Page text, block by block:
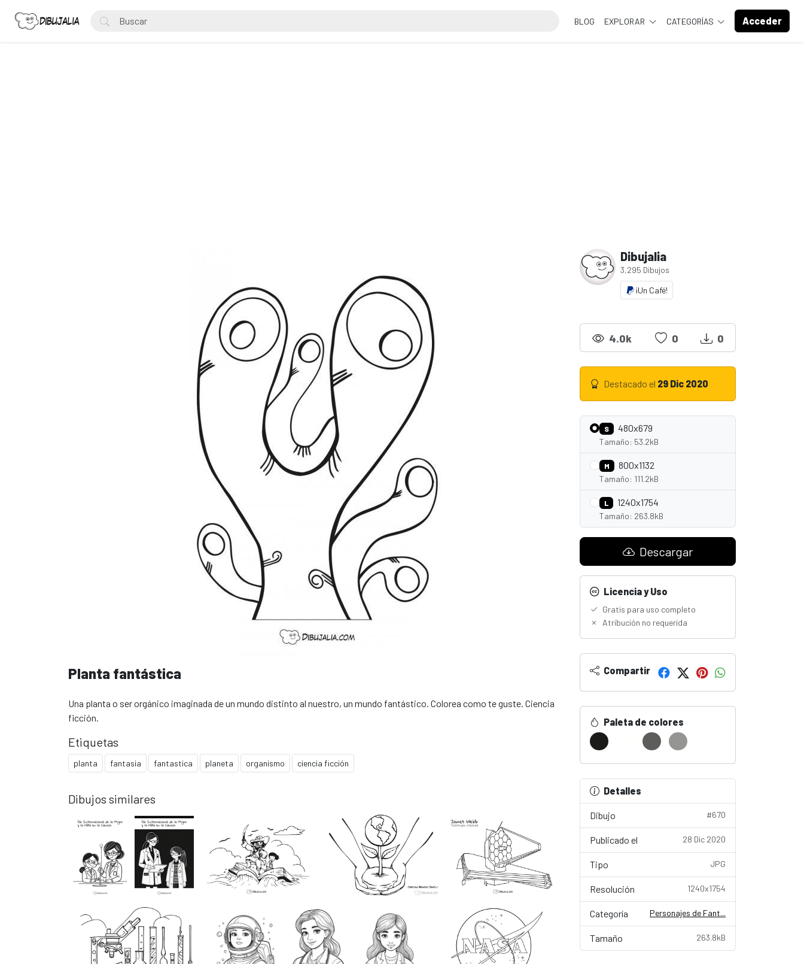
BLOG EXPLORAR CATEGORÍAS Acceder
Planta fantástica
Una planta o ser orgánico imaginada de un mundo distinto al nuestro, un mundo fantástico. Colorea como te guste. Ciencia
ficción.
Etiquetas
planta fantasia fantastica planeta organismo ciencia ficción
Dibujos similares
Dibujalia
3,295 Dibujos
¡Un Café!
4.0k 0 0
Destacado el 29 Dic 2020
S 480x679
Tamaño: 53.2kB
M 800x1132
Tamaño: 111.2kB
L 1240x1754
Tamaño: 263.8kB
Descargar
Licencia y Uso
Gratis para uso completo
Atribución no requerida
Compartir
Paleta de colores
Detalles
Dibujo #670
Publicado el 28 Dic 2020
Tipo JPG
Resolución 1240x1754
Categoría Personajes de Fant...
Tamaño 263.8kB